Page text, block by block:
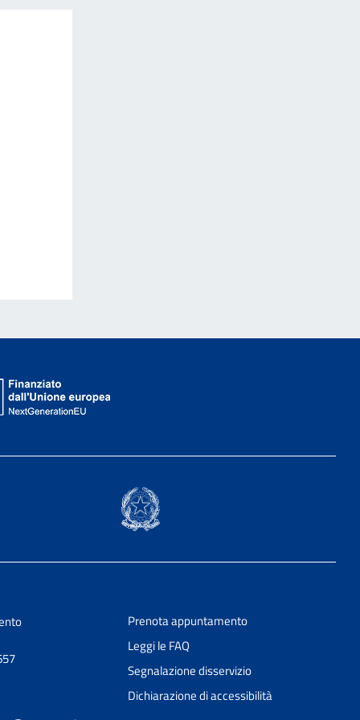
Prenota appuntamento
Leggi le FAQ
Segnalazione disservizio
Dichiarazione di accessibilità